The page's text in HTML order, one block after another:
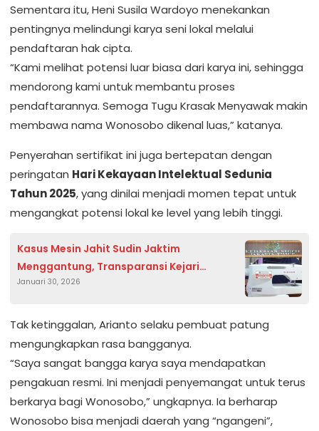
Sementara itu, Heni Susila Wardoyo menekankan
pentingnya melindungi karya seni lokal melalui
pendaftaran hak cipta.
“Kami melihat potensi luar biasa dari karya ini, sehingga
mendorong kami untuk membantu proses
pendaftarannya. Semoga Tugu Krasak Menyawak makin
membawa nama Wonosobo dikenal luas,” katanya.
Penyerahan sertifikat ini juga bertepatan dengan
peringatan Hari Kekayaan Intelektual Sedunia
Tahun 2025, yang dinilai menjadi momen tepat untuk
mengangkat potensi lokal ke level yang lebih tinggi.
Kasus Mesin Jahit Sudin Jaktim
Menggantung, Transparansi Kejari
Dipertanyakan
Januari 30, 2026
Tak ketinggalan, Arianto selaku pembuat patung
mengungkapkan rasa bangganya.
“Saya sangat bangga karya saya mendapatkan
pengakuan resmi. Ini menjadi penyemangat untuk terus
berkarya bagi Wonosobo,” ungkapnya. Ia berharap
Wonosobo bisa menjadi daerah yang “ngangeni”,